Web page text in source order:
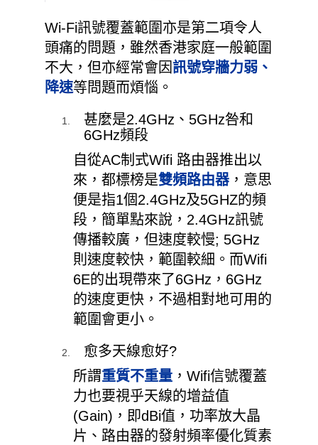
Wi-Fi訊號覆蓋範圍亦是第二項令人
頭痛的問題，雖然香港家庭一般範圍
不大，但亦經常會因 訊號穿牆力弱、
降速等問題而煩惱。
甚麼是2.4GHz、5GHz咎和
6GHz頻段
自從AC制式Wifi 路由器推出以
來，都標榜是雙頻路由器 ，意思
便是指1個2.4GHz及5GHZ的頻
段，簡單點來說，2.4GHz訊號
傳播較廣，但速度較慢; 5GHz
則速度較快，範圍較細。而Wifi
6E的出現帶來了6GHz， 6GHz
的速度更快，不過相對地可用的
範圍會更小。
愈多天線愈好?
所謂重質不重量 ，Wifi信號覆蓋
力也要視乎天線的增益值
(Gain)，即dBi值，功率放大晶
片、路由器的發射頻率優化質素